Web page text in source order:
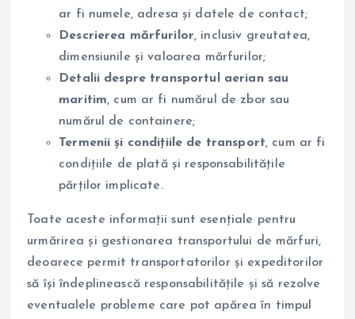
ar fi numele, adresa și datele de contact;
Descrierea mărfurilor, inclusiv greutatea,
dimensiunile și valoarea mărfurilor;
Detalii despre transportul aerian sau
maritim, cum ar fi numărul de zbor sau
numărul de containere;
Termenii și condițiile de transport, cum ar fi
condițiile de plată și responsabilitățile
părților implicate.
Toate aceste informații sunt esențiale pentru
urmărirea și gestionarea transportului de mărfuri,
deoarece permit transportatorilor și expeditorilor
să își îndeplinească responsabilitățile și să rezolve
eventualele probleme care pot apărea în timpul